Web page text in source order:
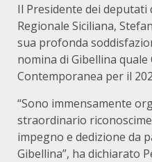
Il Presidente dei deputati
Regionale Siciliana,
sua profonda
nomina di Gibellina quale
Contemporanea per il
“Sono immensamente
straordinario
impegno e dedizione da
Gibellina”, ha dichiarato